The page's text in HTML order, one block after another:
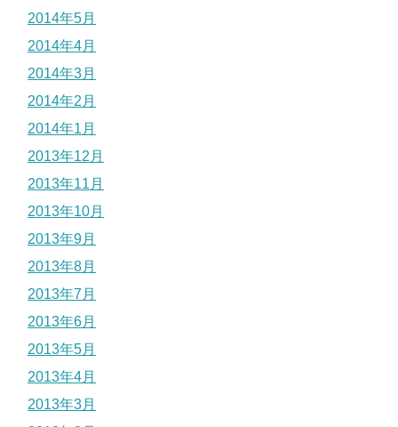
2014年5月
2014年4月
2014年3月
2014年2月
2014年1月
2013年12月
2013年11月
2013年10月
2013年9月
2013年8月
2013年7月
2013年6月
2013年5月
2013年4月
2013年3月